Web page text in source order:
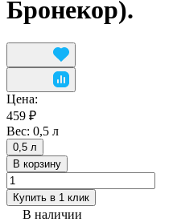
Бронекор).
Цена:
459 ₽
Вес: 0,5 л
0,5 л
В корзину
Купить в 1 клик
В наличии